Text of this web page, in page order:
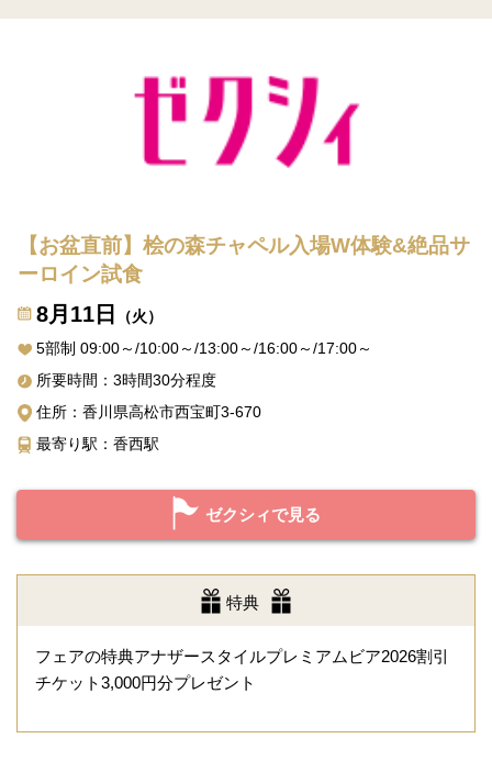
【お盆直前】桧の森チャペル入場W体験&絶品サ
ーロイン試食
8月11日
（火）
5部制 09:00～/10:00～/13:00～/16:00～/17:00～
所要時間：3時間30分程度
住所：香川県高松市西宝町3-670
最寄り駅：香西駅
ゼクシィで見る
特典
フェアの特典アナザースタイルプレミアムビア2026割引
チケット3,000円分プレゼント